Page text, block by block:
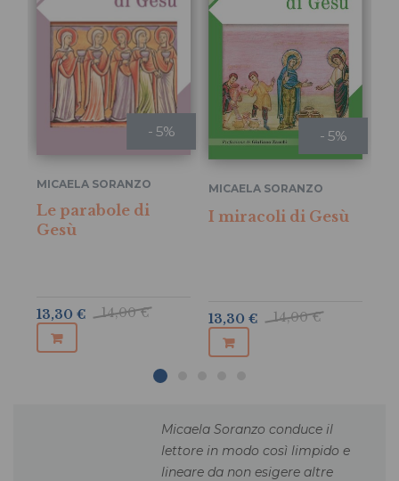
- 5%
MICAELA SORANZO
Le parabole di
Gesù
14,00 €
13,30 €
- 5%
MICAELA SORANZO
I miracoli di Gesù
14,00 €
13,30 €
Micaela Soranzo conduce il
lettore in modo così limpido e
lineare da non esigere altre